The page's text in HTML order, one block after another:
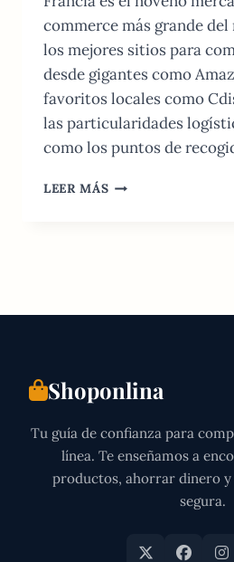
commerce más grande
los mejores sitios para
desde gigantes como
favoritos locales como
las particularidades
como los puntos de
LEER MÁS COMPRAS
TIENDAS
Shoponlina
Tu guía de confianza para
línea. Te enseñamos a
productos, ahorrar dinero
segura.